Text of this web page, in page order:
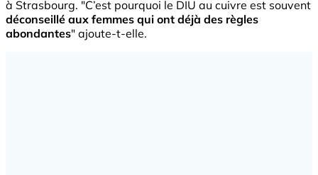
à Strasbourg. "C’est pourquoi le DIU au cuivre est souvent
déconseillé aux femmes qui ont déjà des règles
abondantes" ajoute-t-elle.